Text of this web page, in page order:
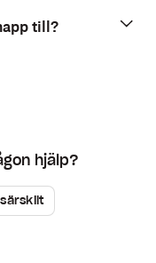
till?
hjälp?